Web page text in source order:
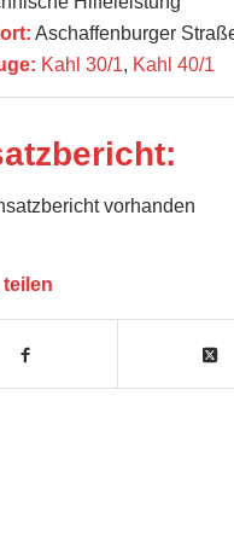
Aschaffenburger
Kahl 30/1, Kahl 40/1
vorhanden
teilen